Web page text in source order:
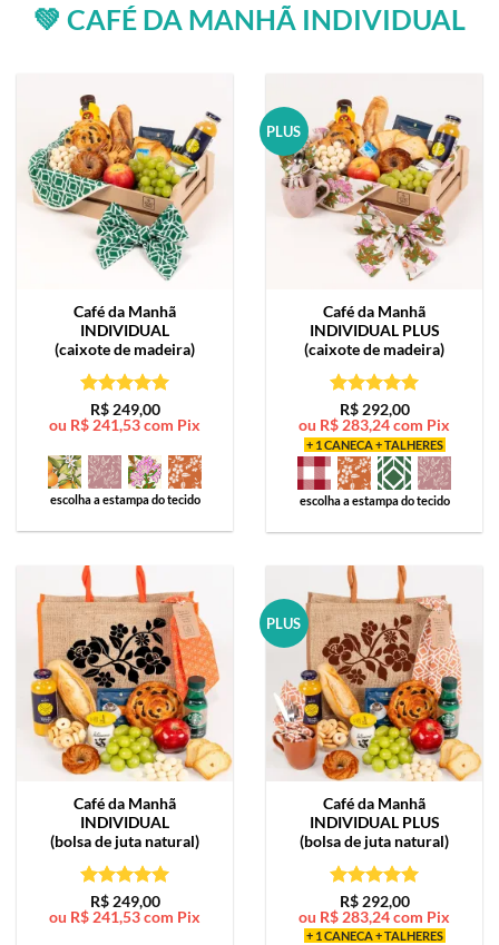
💚 CAFÉ DA MANHÃ INDIVIDUAL
Café da Manhã
INDIVIDUAL
(caixote de madeira)
Avaliação5
de 5
R$249,00
ou R$241,53com Pix
escolha a estampa do tecido
PLUS
Café da Manhã
INDIVIDUAL PLUS
(caixote de madeira)
Avaliação5
de 5
R$292,00
ou R$283,24com Pix
+ 1 CANECA + TALHERES
escolha a estampa do tecido
Café da Manhã
INDIVIDUAL
(bolsa de juta natural)
Avaliação5
de 5
R$249,00
ou R$ 241,53com Pix
PLUS
Café da Manhã
INDIVIDUAL PLUS
(bolsa de juta natural)
Avaliação5
de 5
R$292,00
ou R$ 283,24com Pix
+ 1 CANECA + TALHERES